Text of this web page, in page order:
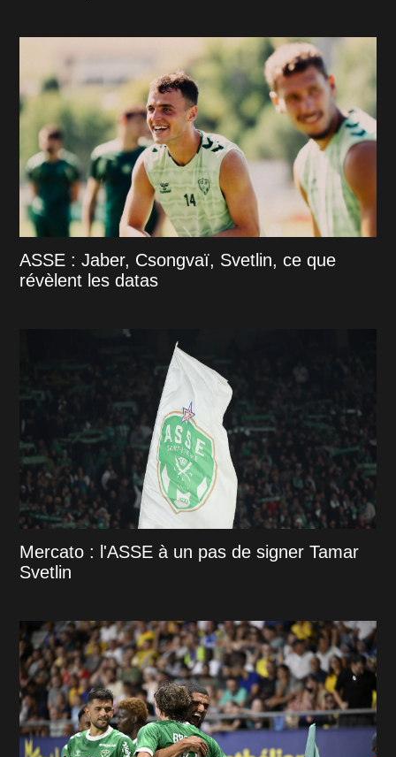
ASSE : Jaber, Csongvaï, Svetlin, ce que
révèlent les datas
Mercato : l'ASSE à un pas de signer Tamar
Svetlin